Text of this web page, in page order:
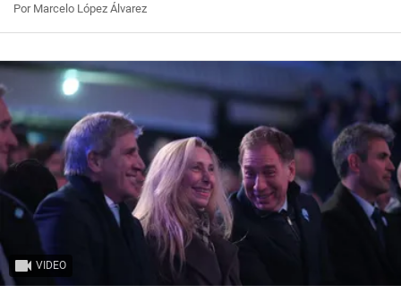
Por Marcelo López Álvarez
VIDEO